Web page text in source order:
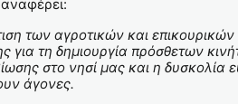
των αγροτικών και
για τη δημιουργία πρόσθετων
στο νησί μας και η δυσκολία
άγονες.